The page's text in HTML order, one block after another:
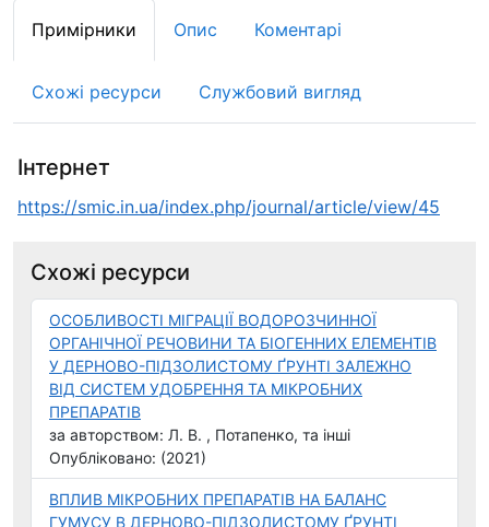
Примірники Опис Коментарі
Схожі ресурси Службовий вигляд
Інтернет
https://smic.in.ua/index.php/journal/article/view/45
Схожі ресурси
ОСОБЛИВОСТІ МІГРАЦІЇ ВОДОРОЗЧИННОЇ
ОРГАНІЧНОЇ РЕЧОВИНИ ТА БІОГЕННИХ ЕЛЕМЕНТІВ
У ДЕРНОВО-ПІДЗОЛИСТОМУ ҐРУНТІ ЗАЛЕЖНО
ВІД СИСТЕМ УДОБРЕННЯ ТА МІКРОБНИХ
ПРЕПАРАТІВ
за авторством: Л. В. , Потапенко, та інші
Опубліковано: (2021)
ВПЛИВ МІКРОБНИХ ПРЕПАРАТІВ НА БАЛАНС
ГУМУСУ В ДЕРНОВО-ПІДЗОЛИСТОМУ ҐРУНТІ